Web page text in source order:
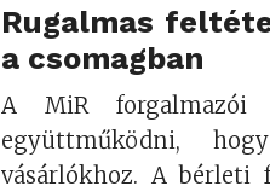
Rugalmas
a csomagban
A MiR forgalmazói
együttműködni,
vásárlókhoz. A bérleti